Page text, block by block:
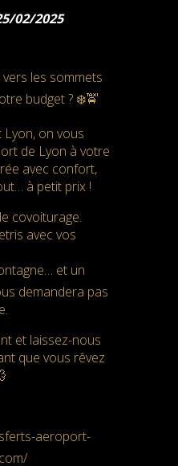
02/2025
les sommets
budget ? ❄️🚖
Lyon, on vous
de Lyon à votre
avec confort,
à petit prix !
covoiturage.
avec vos
et un
demandera pas
et laissez-nous
que vous rêvez
aeroport-